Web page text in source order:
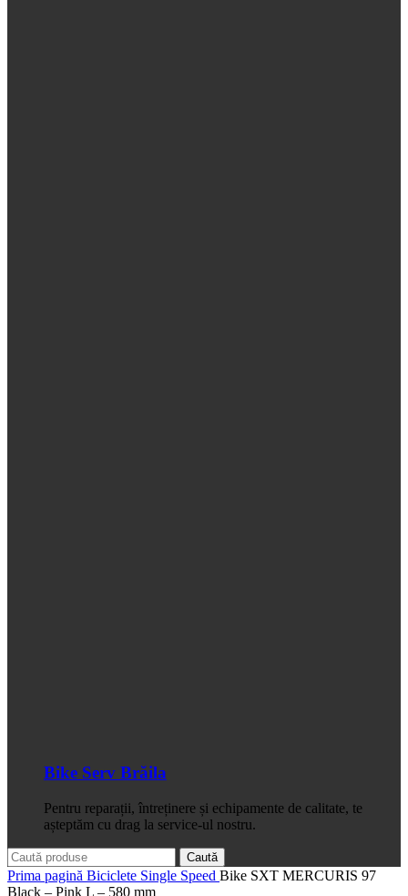
Bike Serv Brăila
Pentru reparații, întreținere și echipamente de calitate, te
așteptăm cu drag la service-ul nostru.
Caută
Prima pagină Biciclete Single Speed Bike SXT MERCURIS 97
Black – Pink L – 580 mm